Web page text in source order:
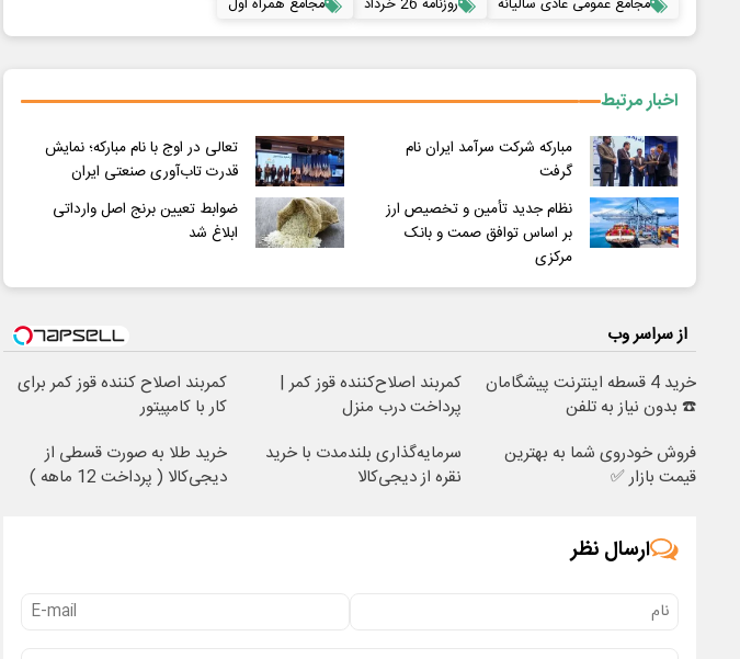
مجامع عمومی عادی سالیانه
روزنامه 26 خرداد مجامع همراه اول
اخبار مرتبط
مبارکه شرکت سرآمد ایران نام
گرفت
تعالی در اوج با نام مبارکه؛ نمایش
قدرت تاب‌آوری صنعتی ایران
نظام جدید تأمین و تخصیص ارز
بر اساس توافق صمت و بانک
مرکزی
ضوابط تعیین برنج‌ اصل وارداتی
ابلاغ شد
از سراسر وب
خرید 4 قسطه اینترنت پیشگامان
☎️ بدون نیاز به تلفن
کمربند اصلاح‌کننده قوز کمر |
پرداخت درب منزل
کمربند اصلاح کننده قوز کمر برای
کار با کامپیتور
فروش خودروی شما به بهترین
قیمت بازار ✅
سرمایه‌گذاری بلندمدت با خرید
نقره از دیجی‌کالا
خرید طلا به صورت قسطی از
دیجی‌کالا ( پرداخت 12 ماهه )
ارسال نظر